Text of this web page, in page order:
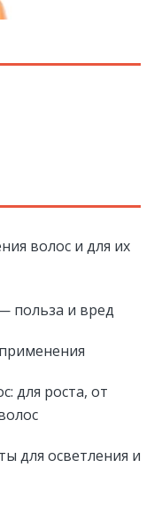
волос и для их
польза и вред
для роста, от
для осветления и